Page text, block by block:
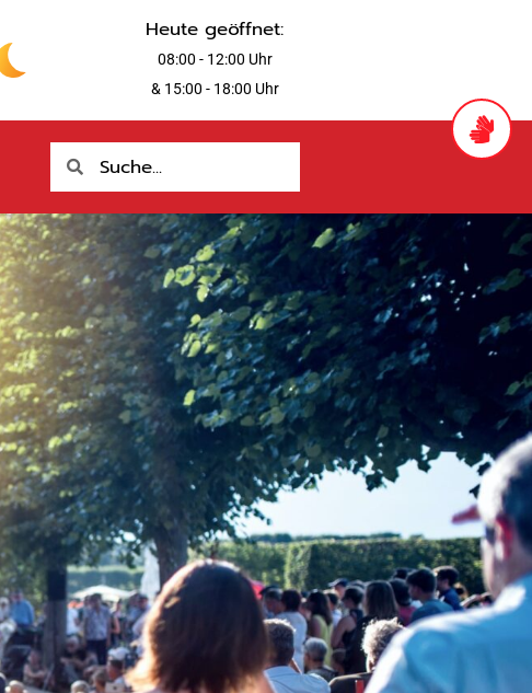
Heute geöffnet:
08:00 - 12:00 Uhr
& 15:00 - 18:00 Uhr
Suche